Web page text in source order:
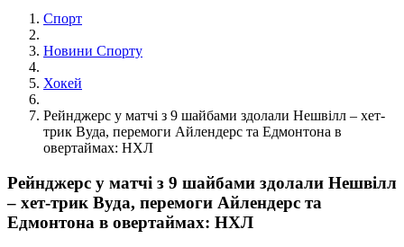
Спорт
Новини Спорту
Хокей
Рейнджерс у матчі з 9 шайбами здолали Нешвілл – хет-
трик Вуда, перемоги Айлендерс та Едмонтона в
овертаймах: НХЛ
Рейнджерс у матчі з 9 шайбами здолали Нешвілл
– хет-трик Вуда, перемоги Айлендерс та
Едмонтона в овертаймах: НХЛ